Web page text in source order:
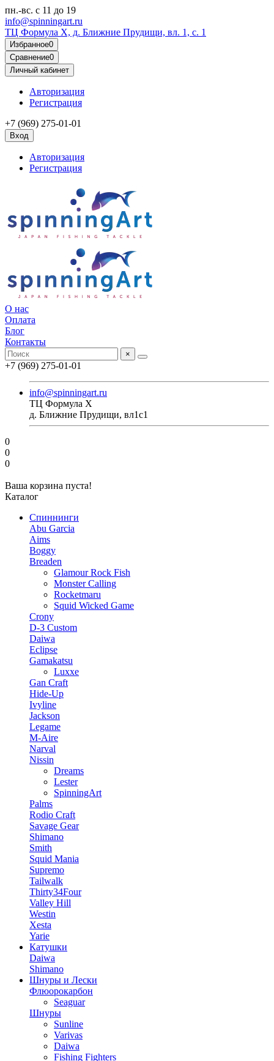
пн.-вс. с 11 до 19
info@spinningart.ru
ТЦ Формула X, д. Ближние Прудищи, вл. 1, с. 1
Избранное0
Сравнение0
Личный кабинет
Авторизация
Регистрация
+7 (969) 275-01-01
Вход
Авторизация
Регистрация
О нас
Оплата
Блог
Контакты
×
+7 (969) 275-01-01
info@spinningart.ru
ТЦ Формула X
д. Ближние Прудищи, вл1с1
0
0
0
Ваша корзина пуста!
Каталог
Спиннинги
Abu Garcia
Aims
Boggy
Breaden
Glamour Rock Fish
Monster Calling
Rocketmaru
Squid Wicked Game
Crony
D-3 Custom
Daiwa
Eclipse
Gamakatsu
Luxxe
Gan Craft
Hide-Up
Ivyline
Jackson
Legame
M-Aire
Narval
Nissin
Dreams
Lester
SpinningArt
Palms
Rodio Craft
Savage Gear
Shimano
Smith
Squid Mania
Supremo
Tailwalk
Thirty34Four
Valley Hill
Westin
Xesta
Yarie
Катушки
Daiwa
Shimano
Шнуры и Лески
Флюорокарбон
Seaguar
Шнуры
Sunline
Varivas
Daiwa
Fishing Fighters